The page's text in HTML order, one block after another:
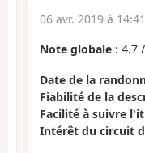
06 avr. 2019 à 14:41
Note globale : 4.7 /
Date de la
Fiabilité de la
Facilité à suivre
Intérêt du circuit